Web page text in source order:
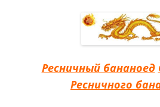
Ресничный бананоед
Ресничного